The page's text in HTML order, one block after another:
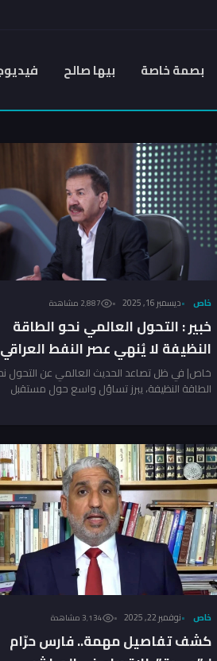
بصمة خاصة بيها صالح
خاص ديسمبر 16, 2025 2٬887 مشاهدة
خبير : التحول العالمي نحو الطاقة
النظيفة لا يُنهي عصر النفط العراقي
خاص| في ظل تصاعد الحديث العالمي عن التحول
الطاقة النظيفة، يبرز تساؤل واسع حول مستقبل
خاص نوفمبر 22, 2025 3٬134 مشاهدة
كشف تفاصيل مهمة.. فارس حرّام